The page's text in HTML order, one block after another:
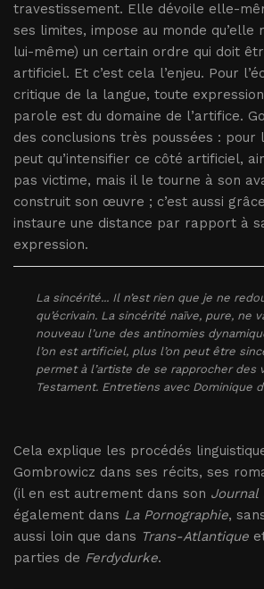
travestissement. Elle dévoile elle-
ses limites, impose au monde qu’elle
lui-même) un certain ordre qui doit
artificiel. Et c’est cela l’enjeu. Pour
critique de la langue, toute
parole est du domaine de l’artifice.
des conclusions très poussées : pour
peut qu’intensifier ce côté artificiel,
pas victime, mais il le tourne à son
construit son œuvre ; c’est aussi
instaure une distance par rapport à
expression.
La sincérité... Il n’est rien que je ne
qu’écrivain. La sincérité naïve, pure, ne
nouveau l’une des antinomies
l’on est artificiel, plus l’on peut être
permet à l’artiste de se rapprocher des
Testament. Entretiens avec Dominique
Cela explique les procédés
Gombrowicz dans ses récits, ses
(il en est autrement dans son Journal
également dans La Pornographie,
aussi loin que dans Trans-Atlantique
parties de Ferdydurke.